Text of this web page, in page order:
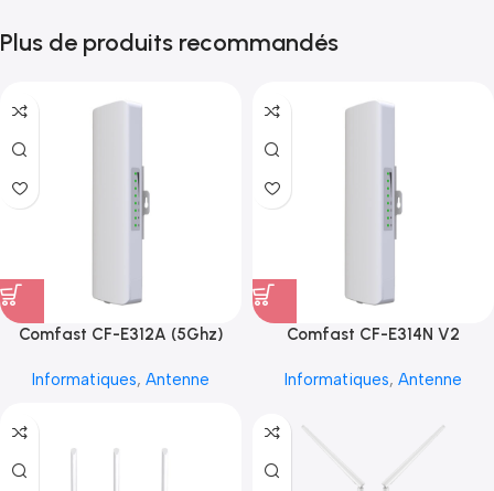
Plus de produits recommandés
Comfast CF-E312A (5Ghz)
Informatiques, Antenne
Comfast CF-E314N V2
Informatiques, Antenne